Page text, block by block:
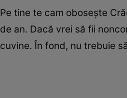
Pe tine te cam oboseşte
de an. Dacă vrei să fii
cuvine. În fond, nu trebuie